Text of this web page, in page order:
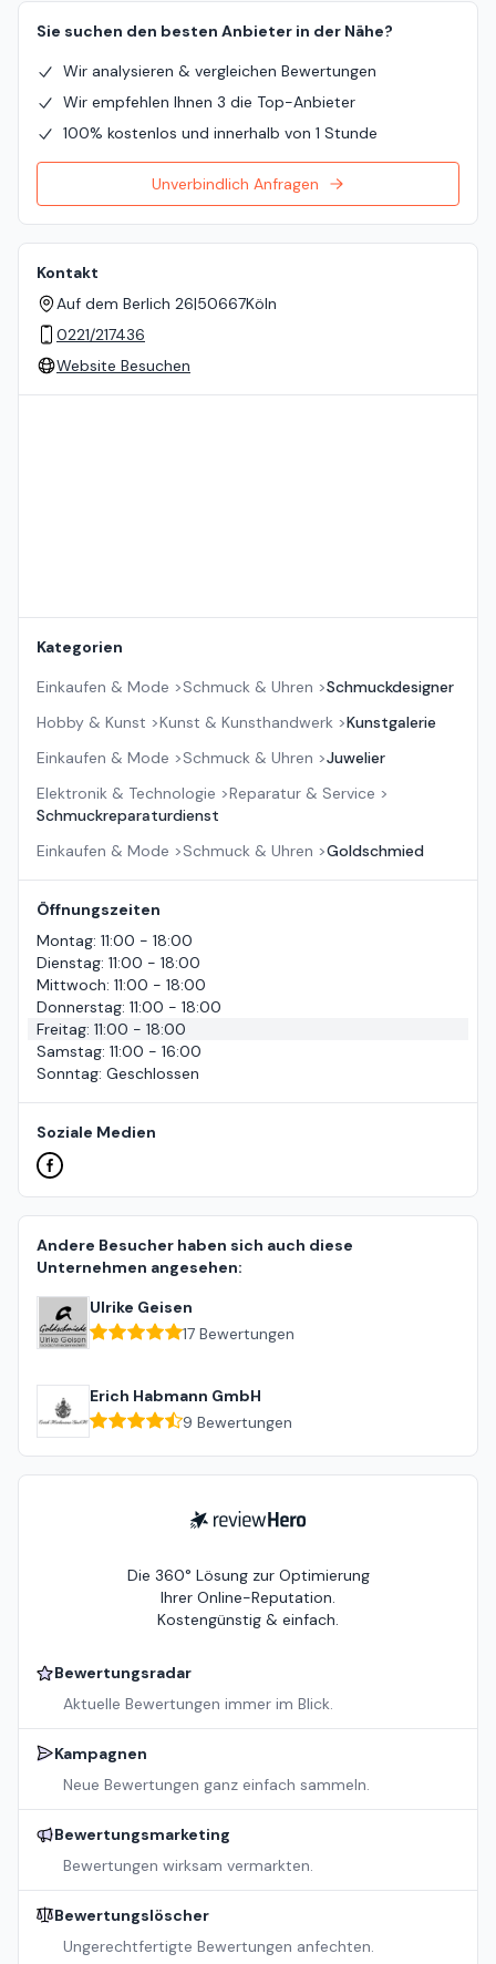
Sie suchen den besten Anbieter in der Nähe?
Wir analysieren & vergleichen Bewertungen
Wir empfehlen Ihnen 3 die Top-Anbieter
100% kostenlos und innerhalb von 1 Stunde
Unverbindlich Anfragen
Kontakt
Auf dem Berlich 26|50667Köln
0221/217436
Website Besuchen
Kategorien
Einkaufen & Mode >Schmuck & Uhren >Schmuckdesigner
Hobby & Kunst >Kunst & Kunsthandwerk >Kunstgalerie
Einkaufen & Mode >Schmuck & Uhren >Juwelier
Elektronik & Technologie >Reparatur & Service >
Schmuckreparaturdienst
Einkaufen & Mode >Schmuck & Uhren >Goldschmied
Öffnungszeiten
Montag: 11:00 - 18:00
Dienstag: 11:00 - 18:00
Mittwoch: 11:00 - 18:00
Donnerstag: 11:00 - 18:00
Freitag: 11:00 - 18:00
Samstag: 11:00 - 16:00
Sonntag: Geschlossen
Soziale Medien
Andere Besucher haben sich auch diese
Unternehmen angesehen:
Ulrike Geisen
17 Bewertungen
Erich Habmann GmbH
9 Bewertungen
ReviewHero
Die 360° Lösung zur Optimierung
Ihrer Online-Reputation.
Kostengünstig & einfach.
Bewertungsradar
Aktuelle Bewertungen immer im Blick.
Kampagnen
Neue Bewertungen ganz einfach sammeln.
Bewertungsmarketing
Bewertungen wirksam vermarkten.
Bewertungslöscher
Ungerechtfertigte Bewertungen anfechten.